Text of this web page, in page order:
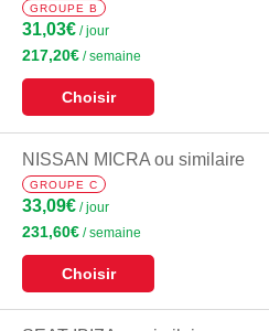
GROUPE B
31,03€ / jour
217,20€ / semaine
Choisir
NISSAN MICRA ou similaire
GROUPE C
33,09€ / jour
231,60€ / semaine
Choisir